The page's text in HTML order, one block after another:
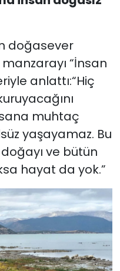
doğasever
“İnsan
anlattı:“Hiç
muhtaç
yaşayamaz. Bu
ve bütün
hayat da yok.”